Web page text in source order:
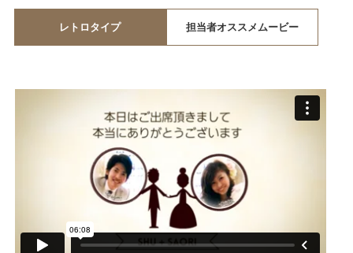
レトロタイプ 担当者オススメムービー